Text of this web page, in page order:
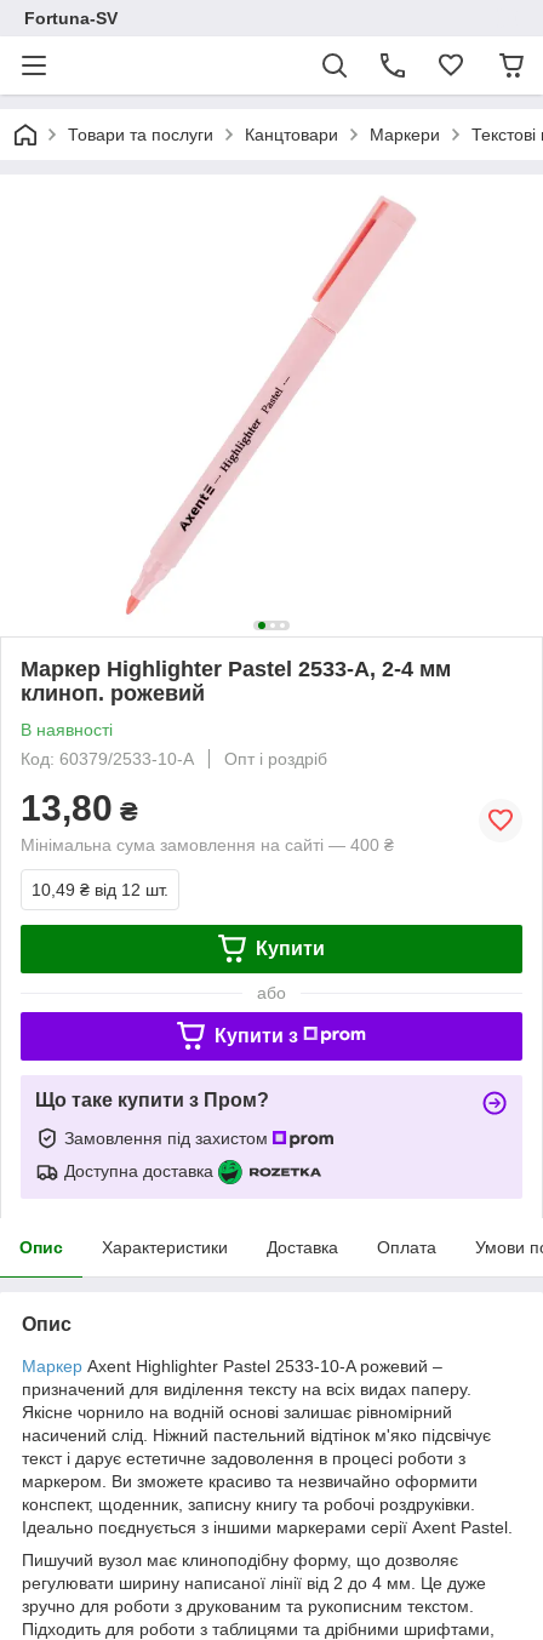
Fortuna-SV
Товари та послуги Канцтовари Маркери
Маркер Highlighter Pastel 2533-A, 2-4 мм
клиноп. рожевий
В наявності
Код: 60379/2533-10-A
Опт і роздріб
13,80 ₴
Мінімальна сума замовлення на сайті — 400 ₴
10,49 ₴ від 12 шт.
Купити
або
Купити з
Що таке купити з Пром?
Замовлення під захистом
Доступна доставка
Опис Характеристики Доставка Оплата Умови
Опис
Маркер Axent Highlighter Pastel 2533-10-A рожевий –
призначений для виділення тексту на всіх видах паперу.
Якісне чорнило на водній основі залишає рівномірний
насичений слід. Ніжний пастельний відтінок м'яко підсвічує
текст і дарує естетичне задоволення в процесі роботи з
маркером. Ви зможете красиво та незвичайно оформити
конспект, щоденник, записну книгу та робочі роздруківки.
Ідеально поєднується з іншими маркерами серії Axent Pastel.
Пишучий вузол має клиноподібну форму, що дозволяє
регулювати ширину написаної лінії від 2 до 4 мм. Це дуже
зручно для роботи з друкованим та рукописним текстом.
Підходить для роботи з таблицями та дрібними шрифтами,